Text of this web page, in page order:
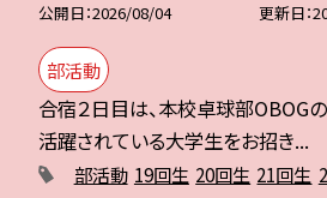
公開日 2026/08/04 更新日
部活動
合宿２日目は、本校卓球部OBOG
活躍されている大学生をお招き...
部活動 19回生 20回生 21回生